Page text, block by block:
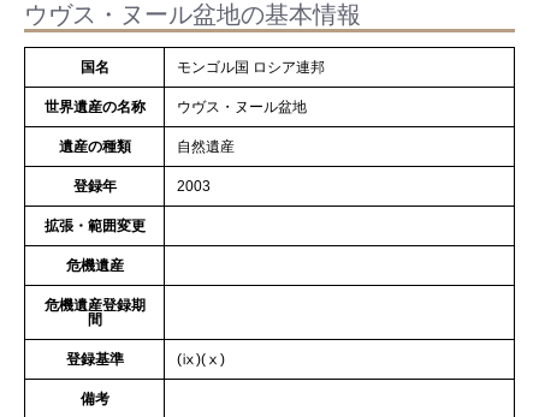
ウヴス・ヌール盆地の基本情報
国名 モンゴル国 ロシア連邦
世界遺産の名称 ウヴス・ヌール盆地
遺産の種類 自然遺産
登録年 2003
拡張・範囲変更
危機遺産
危機遺産登録期
間
登録基準 (ⅸ)(ⅹ)
備考